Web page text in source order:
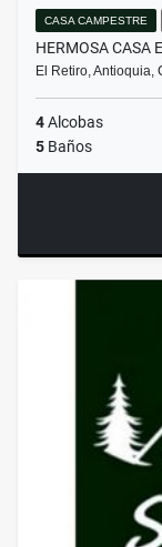
CASA CAMPESTRE
HERMOSA CASA
El Retiro, Antioquia,
4Alcobas
5 Baños